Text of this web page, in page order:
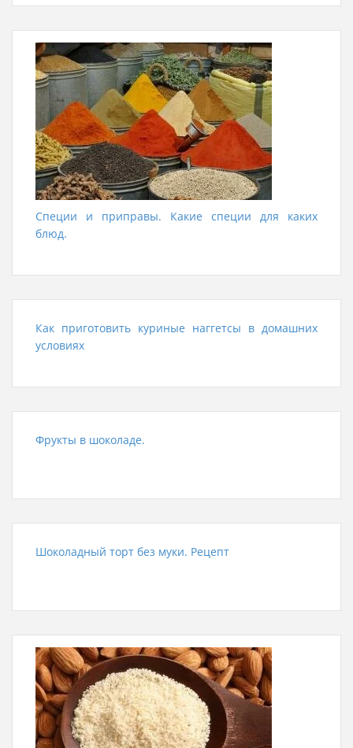
Специи и приправы. Какие специи для каких
блюд.
Как приготовить куриные наггетсы в домашних
условиях
Фрукты в шоколаде.
Шоколадный торт без муки. Рецепт